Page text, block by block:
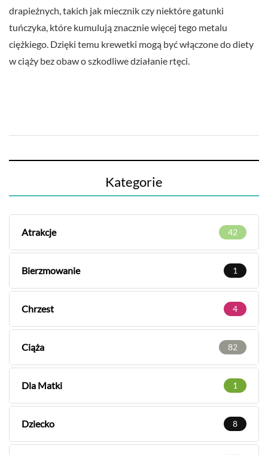
drapieżnych, takich jak miecznik czy niektóre gatunki
tuńczyka, które kumulują znacznie więcej tego metalu
ciężkiego. Dzięki temu krewetki mogą być włączone do diety
w ciąży bez obaw o szkodliwe działanie rtęci.
Kategorie
Atrakcje 42
Bierzmowanie 1
Chrzest 4
Ciąża 82
Dla Matki 1
Dziecko 8